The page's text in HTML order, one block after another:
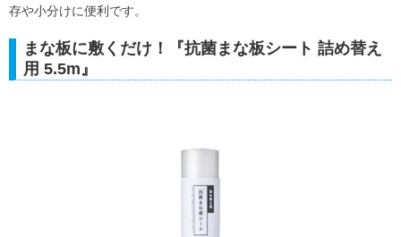
存や小分けに便利です。
まな板に敷くだけ！『抗菌まな板シート 詰め替え
用 5.5m』